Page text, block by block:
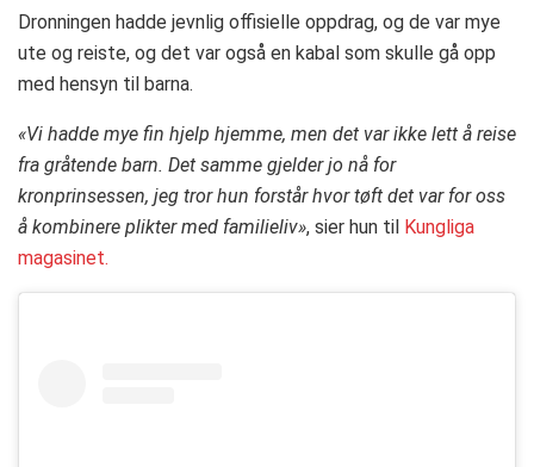
Dronningen hadde jevnlig offisielle oppdrag, og de var mye
ute og reiste, og det var også en kabal som skulle gå opp
med hensyn til barna.
«Vi hadde mye fin hjelp hjemme, men det var ikke lett å reise
fra gråtende barn. Det samme gjelder jo nå for
kronprinsessen, jeg tror hun forstår hvor tøft det var for oss
å kombinere plikter med familieliv», sier hun til Kungliga
magasinet.